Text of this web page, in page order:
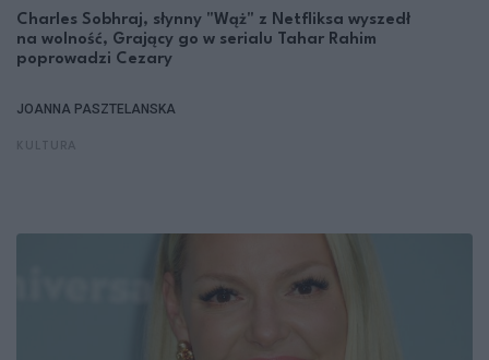
Charles Sobhraj, słynny "Wąż" z Netfliksa wyszedł
na wolność, Grający go w serialu Tahar Rahim
poprowadzi Cezary
JOANNA PASZTELANSKA